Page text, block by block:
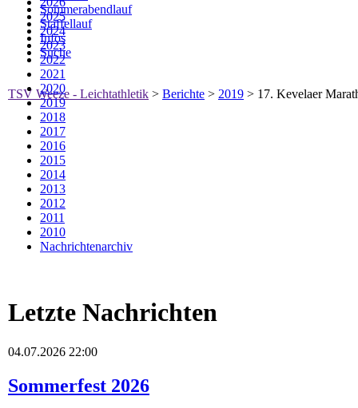
Sommerabendlauf
Staffellauf
Infos
Suche
TSV Weeze - Leichtathletik > Berichte > 2019 > 17. Kevelaer
2025
2024
2023
2022
2021
2020
2019
2018
2017
2016
2015
2014
2013
2012
2011
2010
Nachrichtenarchiv
Letzte Nachrichten
04.07.2026 22:00
Sommerfest 2026